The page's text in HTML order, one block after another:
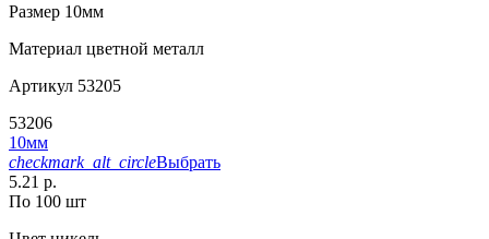
Размер 10мм
Материал цветной металл
Артикул 53205
53206
10мм
checkmark_alt_circleВыбрать
5.21 р.
По 100 шт